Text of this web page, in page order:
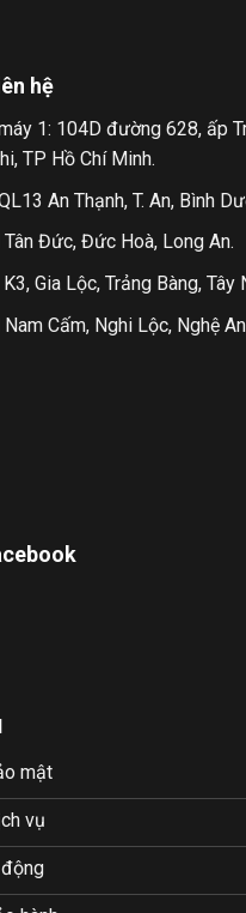
hệ
1: 104D đường 628, ấp
TP Hồ Chí Minh.
An Thạnh, T. An, Bình
Tân Đức, Đức Hoà, Long An.
Gia Lộc, Trảng Bàng, Tây
Cấm, Nghi Lộc, Nghệ
mật
vụ